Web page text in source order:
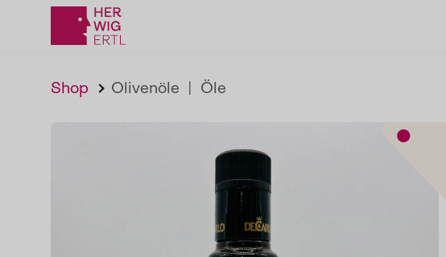
Shop Olivenöle | Öle